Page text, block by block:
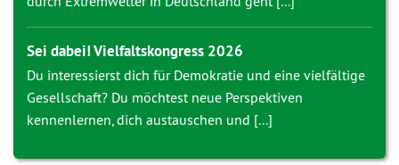
Sei dabei! Vielfaltskongress 2026
Du interessierst dich für Demokratie und eine vielfältige
Gesellschaft? Du möchtest neue Perspektiven
kennenlernen, dich austauschen und [...]